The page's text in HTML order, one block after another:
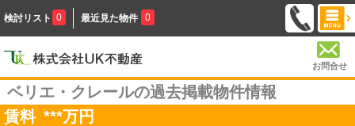
検討リスト 0 最近見た物件 0
お問合せ
ベリエ・クレールの過去掲載物件情報
賃料 ***万円